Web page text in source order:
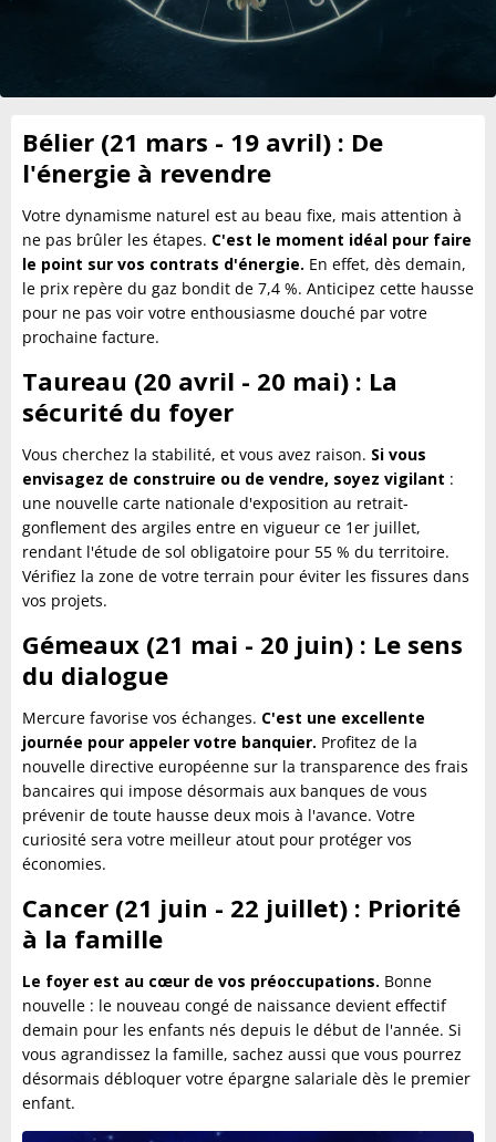
Bélier (21 mars - 19 avril) : De
l'énergie à revendre
Votre dynamisme naturel est au beau fixe, mais attention à
ne pas brûler les étapes. C'est le moment idéal pour faire
le point sur vos contrats d'énergie. En effet, dès demain,
le prix repère du gaz bondit de 7,4 %. Anticipez cette hausse
pour ne pas voir votre enthousiasme douché par votre
prochaine facture.
Taureau (20 avril - 20 mai) : La
sécurité du foyer
Vous cherchez la stabilité, et vous avez raison. Si vous
envisagez de construire ou de vendre, soyez vigilant :
une nouvelle carte nationale d'exposition au retrait-
gonflement des argiles entre en vigueur ce 1er juillet,
rendant l'étude de sol obligatoire pour 55 % du territoire.
Vérifiez la zone de votre terrain pour éviter les fissures dans
vos projets.
Gémeaux (21 mai - 20 juin) : Le sens
du dialogue
Mercure favorise vos échanges. C'est une excellente
journée pour appeler votre banquier. Profitez de la
nouvelle directive européenne sur la transparence des frais
bancaires qui impose désormais aux banques de vous
prévenir de toute hausse deux mois à l'avance. Votre
curiosité sera votre meilleur atout pour protéger vos
économies.
Cancer (21 juin - 22 juillet) : Priorité
à la famille
Le foyer est au cœur de vos préoccupations. Bonne
nouvelle : le nouveau congé de naissance devient effectif
demain pour les enfants nés depuis le début de l'année. Si
vous agrandissez la famille, sachez aussi que vous pourrez
désormais débloquer votre épargne salariale dès le premier
enfant.